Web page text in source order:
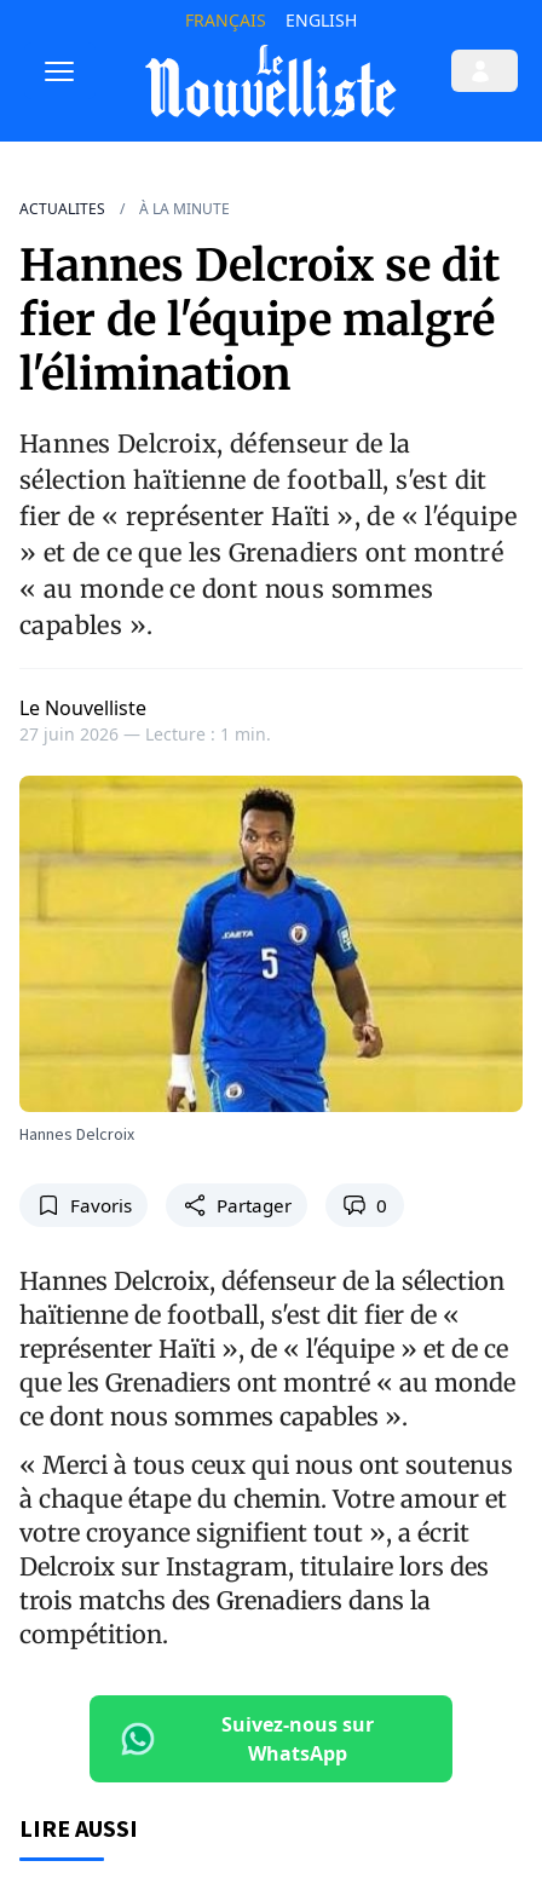
FRANÇAIS ENGLISH
ACTUALITES À LA MINUTE
Hannes Delcroix se dit
fier de l'équipe malgré
l'élimination
Hannes Delcroix, défenseur de la
sélection haïtienne de football, s'est dit
fier de « représenter Haïti », de « l'équipe
» et de ce que les Grenadiers ont montré
« au monde ce dont nous sommes
capables ».
Le Nouvelliste
27 juin 2026 — Lecture : 1 min.
Hannes Delcroix
Favoris Partager 0
Hannes Delcroix, défenseur de la sélection
haïtienne de football, s'est dit fier de «
représenter Haïti », de « l'équipe » et de ce
que les Grenadiers ont montré « au monde
ce dont nous sommes capables ».
« Merci à tous ceux qui nous ont soutenus
à chaque étape du chemin. Votre amour et
votre croyance signifient tout », a écrit
Delcroix sur Instagram, titulaire lors des
trois matchs des Grenadiers dans la
compétition.
Suivez-nous sur
WhatsApp
LIRE AUSSI